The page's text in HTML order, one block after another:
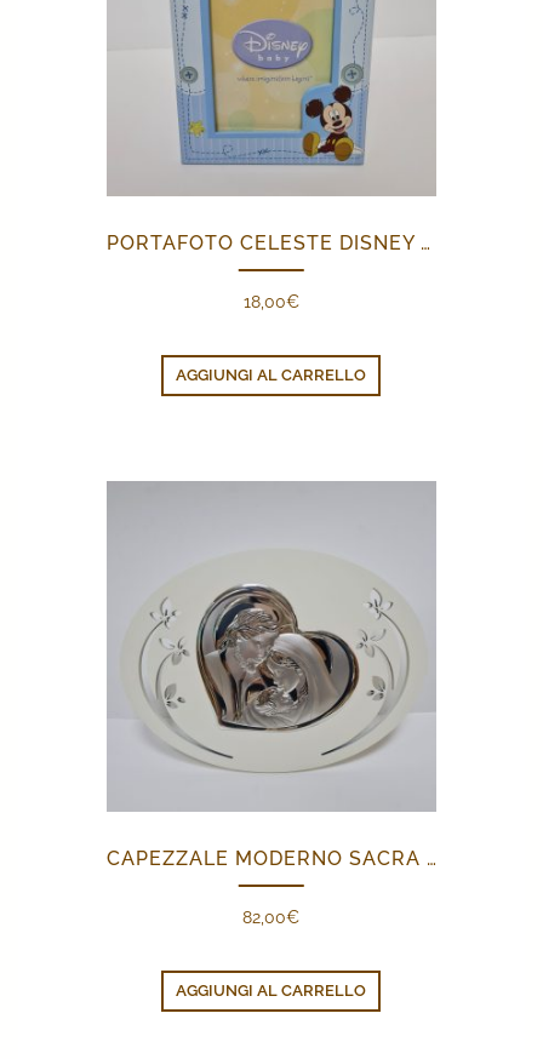
PORTAFOTO CELESTE DISNEY BABY
18,00€
AGGIUNGI AL CARRELLO
CAPEZZALE MODERNO SACRA FAMIGLIA
82,00€
AGGIUNGI AL CARRELLO